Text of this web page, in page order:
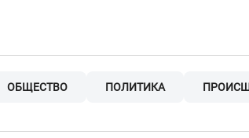
ОБЩЕСТВО ПОЛИТИКА